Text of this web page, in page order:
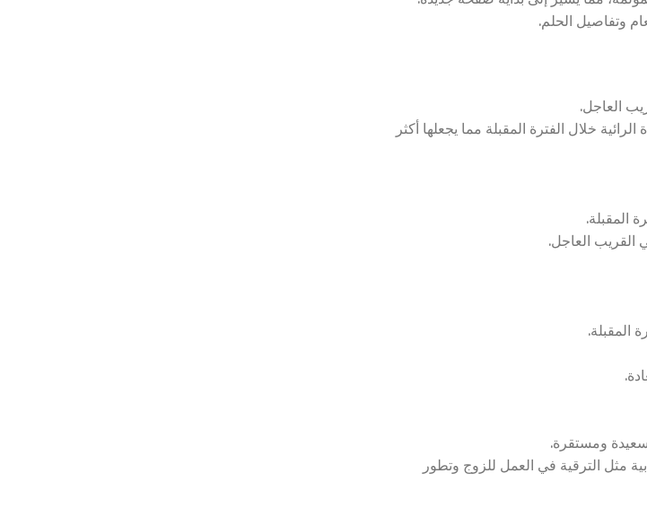
وتفاصيل الحلم.
العاجل.
خلال الفترة المقبلة مما يجعلها أكثر
المقبلة.
القريب العاجل.
المقبلة.
ومستقرة.
مثل الترقية في العمل للزوج وتطور